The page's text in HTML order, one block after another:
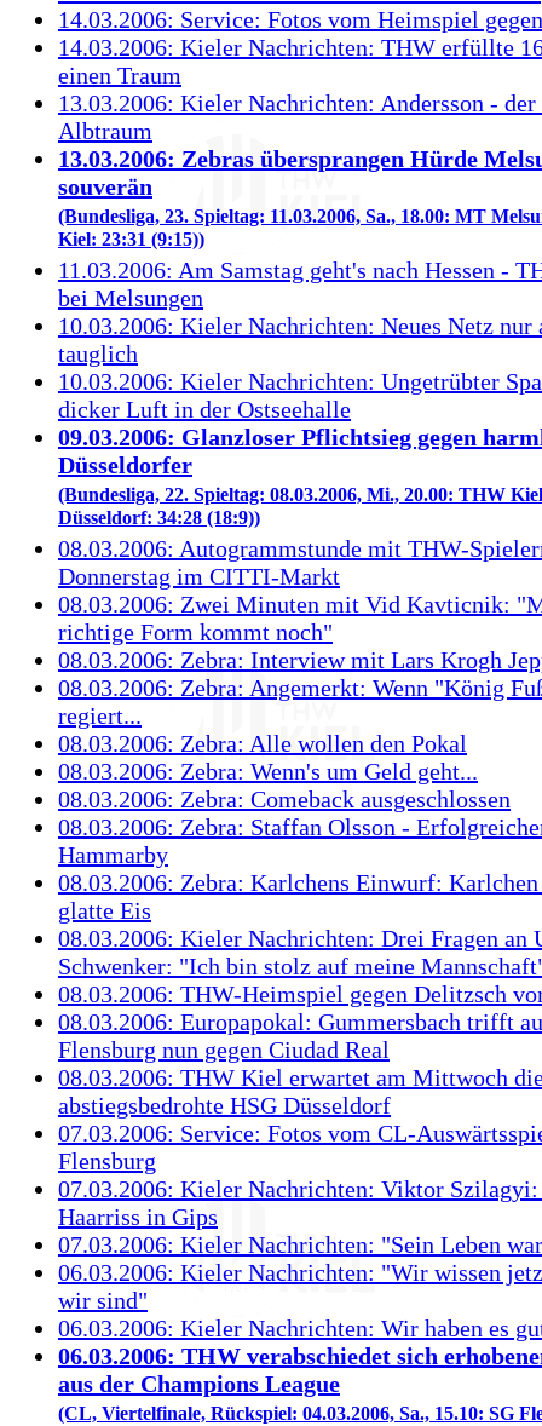
14.03.2006: Service: Fotos vom Heimspiel
14.03.2006: Kieler Nachrichten: THW erfüllte
einen Traum
13.03.2006: Kieler Nachrichten: Andersson -
Albtraum
13.03.2006: Zebras übersprangen Hürde
souverän
(Bundesliga, 23. Spieltag: 11.03.2006, Sa., 18.00: MT
Kiel: 23:31 (9:15))
11.03.2006: Am Samstag geht's nach Hessen -
bei Melsungen
10.03.2006: Kieler Nachrichten: Neues Netz nur
tauglich
10.03.2006: Kieler Nachrichten: Ungetrübter
dicker Luft in der Ostseehalle
09.03.2006: Glanzloser Pflichtsieg gegen
Düsseldorfer
(Bundesliga, 22. Spieltag: 08.03.2006, Mi., 20.00: THW
Düsseldorf: 34:28 (18:9))
08.03.2006: Autogrammstunde mit THW-
Donnerstag im CITTI-Markt
08.03.2006: Zwei Minuten mit Vid Kavticnik:
richtige Form kommt noch"
08.03.2006: Zebra: Interview mit Lars Krogh
08.03.2006: Zebra: Angemerkt: Wenn "König
regiert...
08.03.2006: Zebra: Alle wollen den Pokal
08.03.2006: Zebra: Wenn's um Geld geht...
08.03.2006: Zebra: Comeback ausgeschlossen
08.03.2006: Zebra: Staffan Olsson -
Hammarby
08.03.2006: Zebra: Karlchens Einwurf: Karlchen
glatte Eis
08.03.2006: Kieler Nachrichten: Drei Fragen an
Schwenker: "Ich bin stolz auf meine
08.03.2006: THW-Heimspiel gegen Delitzsch
08.03.2006: Europapokal: Gummersbach trifft
Flensburg nun gegen Ciudad Real
08.03.2006: THW Kiel erwartet am Mittwoch
abstiegsbedrohte HSG Düsseldorf
07.03.2006: Service: Fotos vom CL-
Flensburg
07.03.2006: Kieler Nachrichten: Viktor Szilagyi:
Haarriss in Gips
07.03.2006: Kieler Nachrichten: "Sein Leben
06.03.2006: Kieler Nachrichten: "Wir wissen
wir sind"
06.03.2006: Kieler Nachrichten: Wir haben es
06.03.2006: THW verabschiedet sich
aus der Champions League
(CL, Viertelfinale, Rückspiel: 04.03.2006, Sa., 15.10: SG